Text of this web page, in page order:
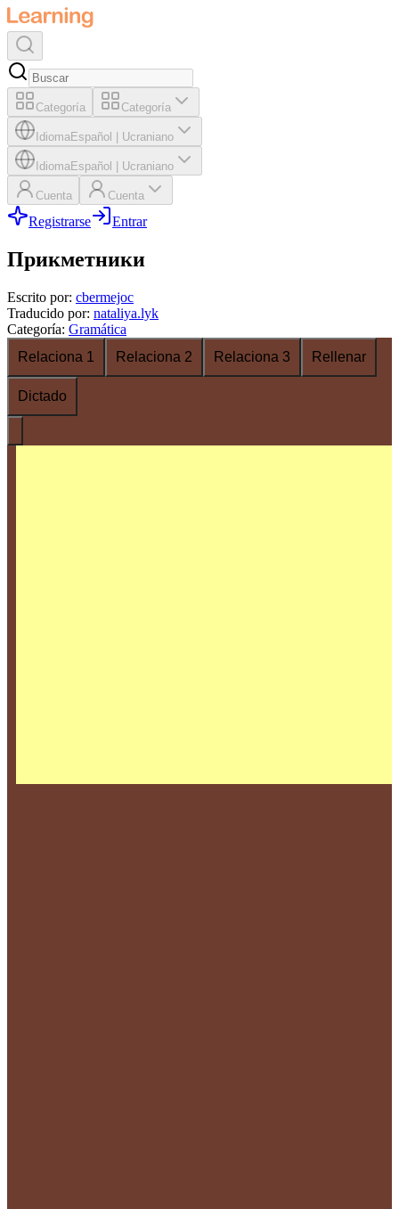
Categoría Categoría
IdiomaEspañol Ucraniano
IdiomaEspañol Ucraniano
Cuenta Cuenta
Registrarse Entrar
Прикметники
Escrito por: cbermejoc
Traducido por: nataliya.lyk
Categoría: Gramática
Relaciona 1
Relaciona 2 Relaciona 3 Rellenar
Dictado